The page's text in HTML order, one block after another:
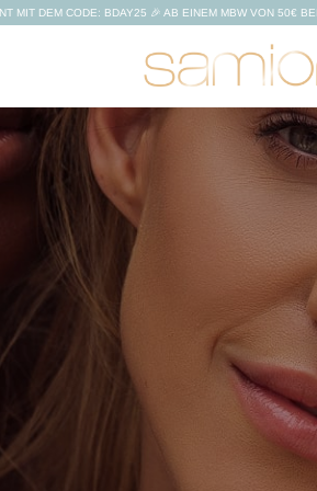
MIT DEM CODE: BDAY25 🎉 AB EINEM MBW VON 50€